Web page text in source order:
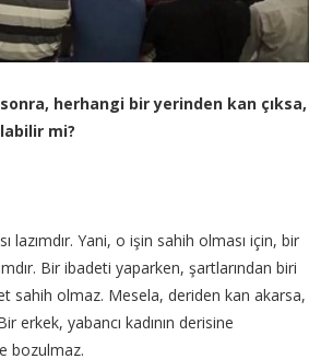
herhangi bir yerinden kan çıksa,
mi?
Yani, o işin sahih olması için, bir
Bir ibadeti yaparken, şartlarından biri
sahih olmaz. Mesela, deriden kan akarsa,
yabancı kadının derisine
bozulmaz.